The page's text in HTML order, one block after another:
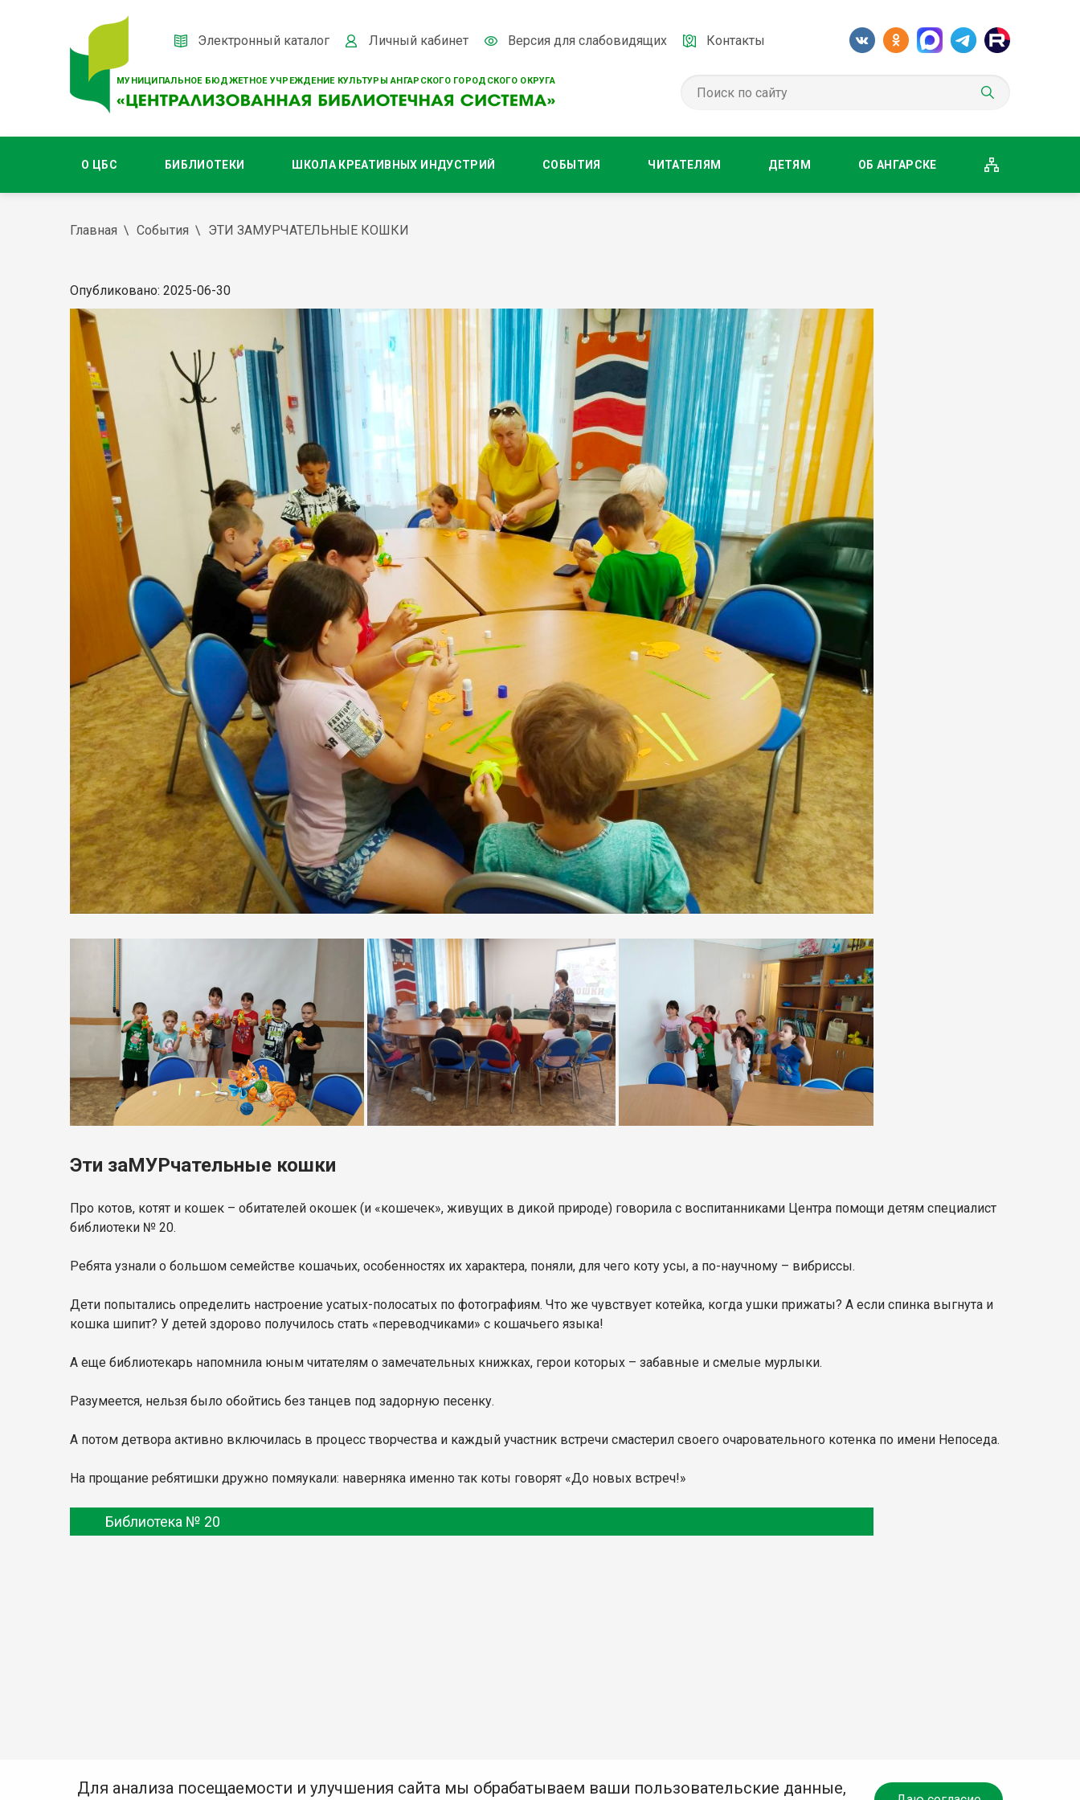
МУНИЦИПАЛЬНОЕ БЮДЖЕТНОЕ УЧРЕЖДЕНИЕ КУЛЬТУРЫ АНГАРСКОГО ГОРОДСКОГО ОКРУГА
Электронный каталог Личный кабинет Версия для слабовидящих Контакты
О ЦБС БИБЛИОТЕКИ ШКОЛА КРЕАТИВНЫХ ИНДУСТРИЙ СОБЫТИЯ ЧИТАТЕЛЯМ ДЕТЯМ ОБ АНГАРСКЕ
Главная События ЭТИ ЗАМУРЧАТЕЛЬНЫЕ КОШКИ
Опубликовано: 2025-06-30
Эти заМУРчательные кошки
Про котов, котят и кошек – обитателей окошек (и «кошечек», живущих в дикой природе) говорила с воспитанниками Центра помощи детям специалист
библиотеки № 20.
Ребята узнали о большом семействе кошачьих, особенностях их характера, поняли, для чего коту усы, а по-научному – вибриссы.
Дети попытались определить настроение усатых-полосатых по фотографиям. Что же чувствует котейка, когда ушки прижаты? А если спинка выгнута и
кошка шипит? У детей здорово получилось стать «переводчиками» с кошачьего языка!
А еще библиотекарь напомнила юным читателям о замечательных книжках, герои которых – забавные и смелые мурлыки.
Разумеется, нельзя было обойтись без танцев под задорную песенку.
А потом детвора активно включилась в процесс творчества и каждый участник встречи смастерил своего очаровательного котенка по имени Непоседа.
На прощание ребятишки дружно помяукали: наверняка именно так коты говорят «До новых встреч!»
Библиотека № 20
Для анализа посещаемости и улучшения сайта мы обрабатываем ваши пользовательские данные,